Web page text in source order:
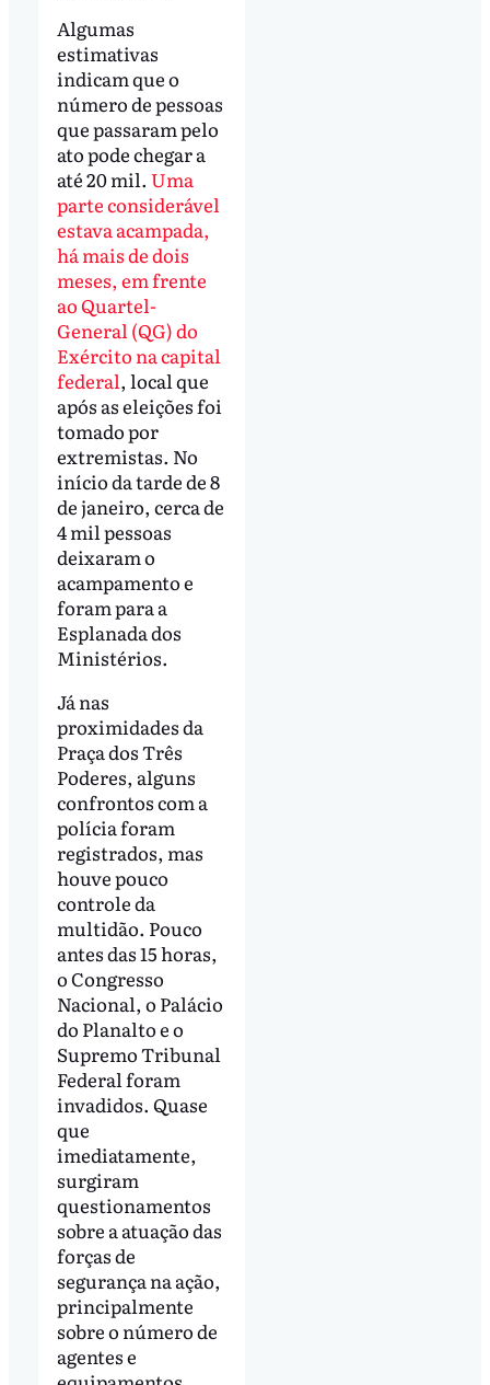
Algumas
estimativas
indicam que o
número de pessoas
que passaram pelo
ato pode chegar a
até 20 mil. Uma
parte considerável
estava acampada,
há mais de dois
meses, em frente
ao Quartel-
General (QG) do
Exército na capital
federal, local que
após as eleições foi
tomado por
extremistas. No
início da tarde de 8
de janeiro, cerca de
4 mil pessoas
deixaram o
acampamento e
foram para a
Esplanada dos
Ministérios.
Já nas
proximidades da
Praça dos Três
Poderes, alguns
confrontos com a
polícia foram
registrados, mas
houve pouco
controle da
multidão. Pouco
antes das 15 horas,
o Congresso
Nacional, o Palácio
do Planalto e o
Supremo Tribunal
Federal foram
invadidos. Quase
que
imediatamente,
surgiram
questionamentos
sobre a atuação das
forças de
segurança na ação,
principalmente
sobre o número de
agentes e